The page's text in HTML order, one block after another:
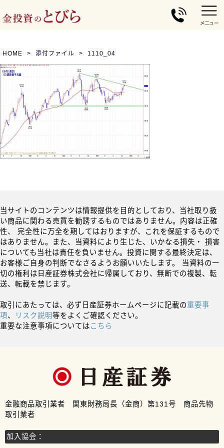
HOME 添付ファイル 1110_04
当サイトのコンテンツは情報提供を目的としており、当社取り扱
い商品に関わる売買を勧誘するものではありません。内容は正確
性、 完全性に万全を期してはおりますが、これを保証するもので
はありません。また、当資料により生じた、いかなる損失・ 損害
についても当社は責任を負いません。投資に関する最終決定は、
お客様ご自身の判断でなさるようお願いいたします。 当資料の一
切の権利は日産証券株式会社に帰属しており、無断での複製、転
送、転載を禁じます。
取引にあたっては、必ず日産証券ホームページに記載の重要事
項、 リスク説明等をよくご確認ください。
重要な注意事項についてはこちら
金融商品取引業者 関東財務局長（金商）第131号 商品先物
取引業者
加入協会：